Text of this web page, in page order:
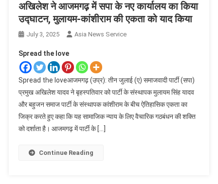
अखिलेश ने आजमगढ़ में सपा के नए कार्यालय का किया
उद्घाटन, मुलायम-कांशीराम की एकता को याद किया
July 3, 2025 Asia News Service
Spread the love
Spread the loveआजमगढ़ (उप्र): तीन जुलाई (ए) समाजवादी पार्टी (सपा)
प्रमुख अखिलेश यादव ने बृहस्पतिवार को पार्टी के संस्थापक मुलायम सिंह यादव
और बहुजन समाज पार्टी के संस्थापक कांशीराम के बीच ऐतिहासिक एकता का
जिक्र करते हुए कहा कि यह सामाजिक न्याय के लिए वैचारिक गठबंधन की शक्ति
को दर्शाता है। आजमगढ़ में पार्टी के […]
Continue Reading